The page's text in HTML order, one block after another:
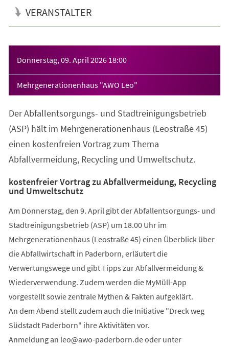
VERANSTALTER
Donnerstag, 09. April 2026 18:00
Mehrgenerationenhaus "AWO Leo"
Der Abfallentsorgungs- und Stadtreinigungsbetrieb
(ASP) hält im Mehrgenerationenhaus (Leostraße 45)
einen kostenfreien Vortrag zum Thema
Abfallvermeidung, Recycling und Umweltschutz.
kostenfreier Vortrag zu Abfallvermeidung, Recycling
und Umweltschutz
Am Donnerstag, den 9. April gibt der Abfallentsorgungs- und
Stadtreinigungsbetrieb (ASP) um 18.00 Uhr im
Mehrgenerationenhaus (Leostraße 45) einen Überblick über
die Abfallwirtschaft in Paderborn, erläutert die
Verwertungswege und gibt Tipps zur Abfallvermeidung &
Wiederverwendung. Zudem werden die MyMüll-App
vorgestellt sowie zentrale Mythen & Fakten aufgeklärt.
An dem Abend stellt zudem auch die Initiative "Dreck weg
Südstadt Paderborn" ihre Aktivitäten vor.
Anmeldung an leo awo-paderborn deoder unter